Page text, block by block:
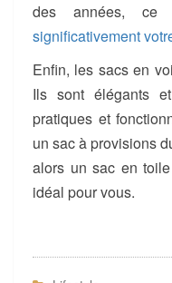
des années,
significativement
Enfin, les sacs en
Ils sont élégants
pratiques et
un sac à provisions
alors un sac en
idéal pour vous.